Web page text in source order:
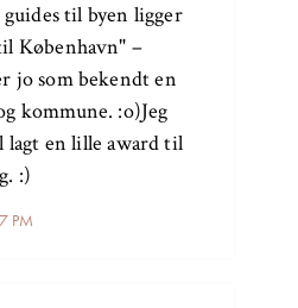
PM
til byen ligger
København" –
jo som bekendt en
kommune. :o)Jeg
lagt en lille award til
:)